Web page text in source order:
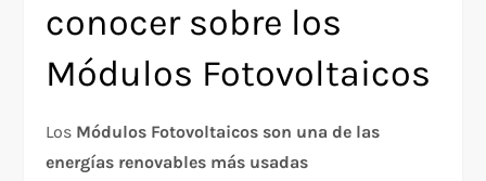
conocer sobre los
Módulos Fotovoltaicos
Los Módulos Fotovoltaicos son una de las
energías renovables más usadas